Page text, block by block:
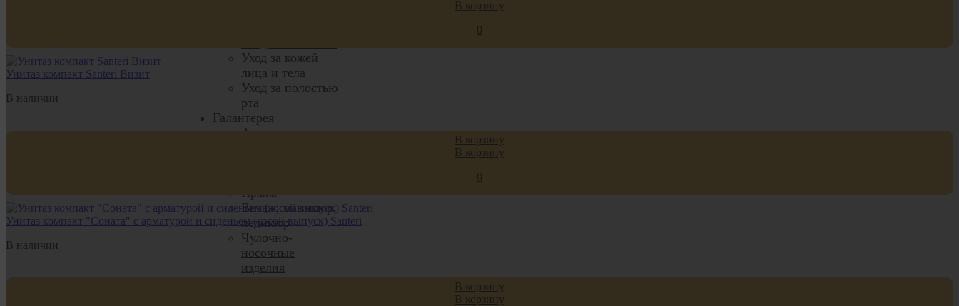
Уход за кожей
лица и тела
Уход за полостью
рта
Галантерея
Аксессуары для
Пряжа
Визаж, маникюр,
педикюр
Чулочно-
носочные
изделия
В корзину
0
Унитаз компакт Santeri Визит
В наличии
В корзину
В корзину
0
Унитаз компакт "Соната" с арматурой и сиденьем (косой выпуск) Santeri
В наличии
В корзину
В корзину